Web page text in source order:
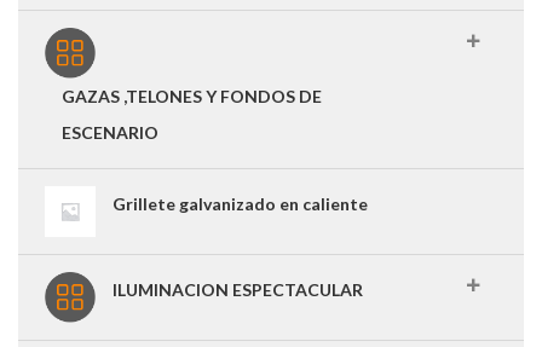
GAZAS ,TELONES Y FONDOS DE
ESCENARIO
Grillete galvanizado en caliente
ILUMINACION ESPECTACULAR